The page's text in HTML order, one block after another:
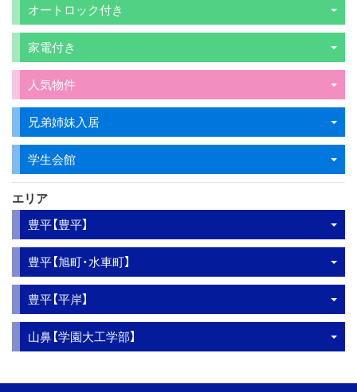
オートロック付き
家電付き
人気物件
兄弟姉妹入居
学生会館
エリア
豊平【豊平】
豊平【旭町・水車町】
豊平【平岸】
山鼻【学園大工学部】